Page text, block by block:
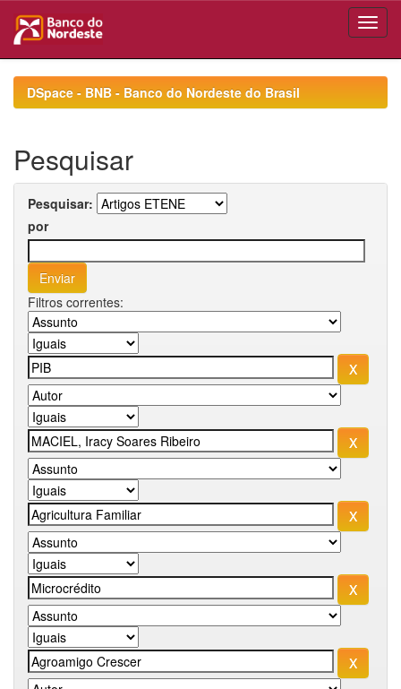
navigationDSpace - BNB - Banco do Nordeste do Brasil
Pesquisar
Pesquisar:
por
Filtros correntes: